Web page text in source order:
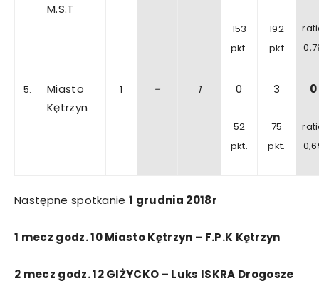
M.S.T
153
pkt.
192
pkt
5.
Miasto
Kętrzyn
1 – 1 0
52
pkt.
3
75
pkt.
0
Następne spotkanie1 grudnia 2018r
1 mecz godz.10Miasto Kętrzyn – F.P.K Kętrzyn
2 mecz godz.12GIŻYCKO – Luks ISKRA Drogosze